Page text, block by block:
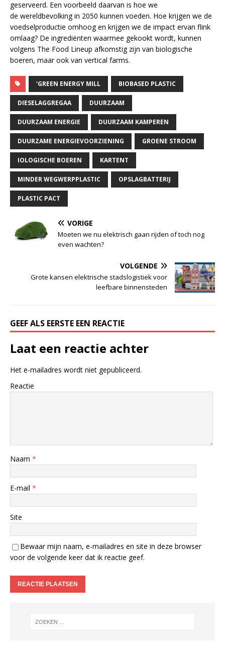
geserveerd. Een voorbeeld daarvan is hoe we
de wereldbevolking in 2050 kunnen voeden. Hoe krijgen we de
voedselproductie omhoog en krijgen we de impact ervan flink
omlaag? De ingrediënten waarmee gekookt wordt, kunnen
volgens The Food Lineup afkomstig zijn van biologische
boeren, maar ook van vertical farms.
‘GREEN ENERGY MILL BIOBASED PLASTIC
DIESELAGGREGAA DUURZAAM
DUURZAAM ENERGIE DUURZAAM KAMPEREN
DUURZAME ENERGIEVOORZIENING GROENE STROOM
IOLOGISCHE BOEREN KARTENT
MINDER WEGWERPPLASTIC OPSLAGBATTERIJ
PLASTIC PACT
VORIGE
Moeten we nu elektrisch gaan rijden of toch nog
even wachten?
VOLGENDE
Grote kansen elektrische stadslogistiek voor
leefbare binnensteden
GEEF ALS EERSTE EEN REACTIE
Laat een reactie achter
Het e-mailadres wordt niet gepubliceerd.
Reactie
Naam *
E-mail *
Site
Bewaar mijn naam, e-mailadres en site in deze browser
voor de volgende keer dat ik reactie geef.